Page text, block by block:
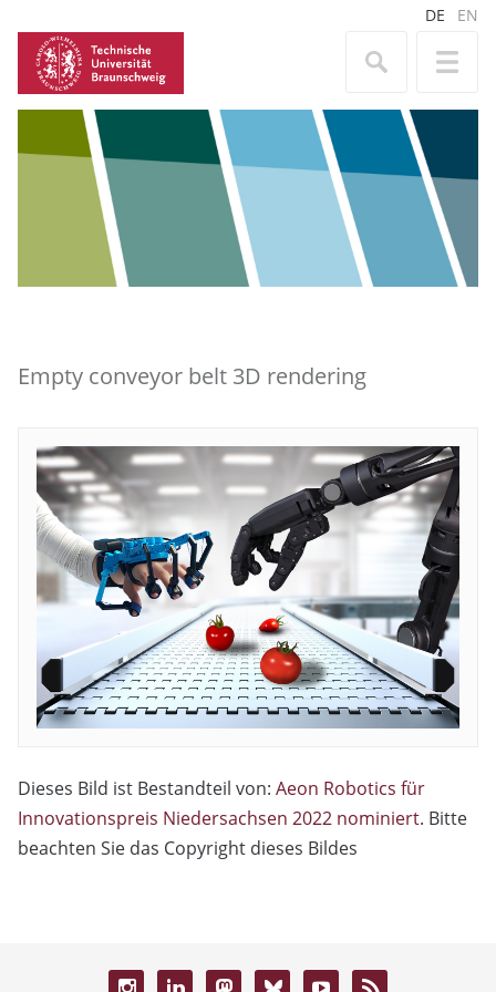
DE EN
Empty conveyor belt 3D rendering
Dieses Bild ist Bestandteil von: Aeon Robotics für
Innovationspreis Niedersachsen 2022 nominiert. Bitte
beachten Sie das Copyright dieses Bildes